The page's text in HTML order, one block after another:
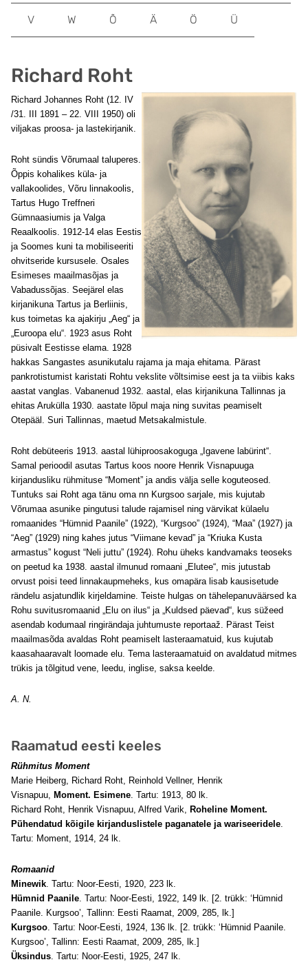
Richard Roht
Richard Johannes Roht (12. IV
/31. III 1891 – 22. VIII 1950) oli
viljakas proosa- ja lastekirjanik.
Roht sündis Võrumaal taluperes.
Õppis kohalikes küla- ja
vallakoolides, Võru linnakoolis,
Tartus Hugo Treffneri
Gümnaasiumis ja Valga
Reaalkoolis. 1912-14 elas Eestis
ja Soomes kuni ta mobiliseeriti
ohvitseride kursusele. Osales
Esimeses maailmasõjas ja
Vabadussõjas. Seejärel elas
kirjanikuna Tartus ja Berliinis,
kus toimetas ka ajakirju „Aeg“ ja
„Euroopa elu“. 1923 asus Roht
püsivalt Eestisse elama. 1928
hakkas Sangastes asunikutalu rajama ja maja ehitama. Pärast
pankrotistumist karistati Rohtu vekslite võltsimise eest ja ta viibis kaks
aastat vanglas. Vabanenud 1932. aastal, elas kirjanikuna Tallinnas ja
ehitas Arukülla 1930. aastate lõpul maja ning suvitas peamiselt
Otepääl. Suri Tallinnas, maetud Metsakalmistule.
Roht debüteeris 1913. aastal lühiproosakoguga „Igavene labürint“.
Samal perioodil asutas Tartus koos noore Henrik Visnapuuga
kirjandusliku rühmituse “Moment” ja andis välja selle koguteosed.
Tuntuks sai Roht aga tänu oma nn Kurgsoo sarjale, mis kujutab
Võrumaa asunike pingutusi talude rajamisel ning värvikat külaelu
romaanides “Hümnid Paanile” (1922), “Kurgsoo” (1924), “Maa” (1927) ja
“Aeg” (1929) ning kahes jutus “Viimane kevad” ja “Kriuka Kusta
armastus” kogust “Neli juttu” (1924). Rohu üheks kandvamaks teoseks
on peetud ka 1938. aastal ilmunud romaani „Elutee“, mis jutustab
orvust poisi teed linnakaupmeheks, kus omapära lisab kausisetude
rändelu asjatundlik kirjeldamine. Teiste hulgas on tähelepanuväärsed ka
Rohu suvitusromaanid „Elu on ilus“ ja „Kuldsed päevad“, kus süžeed
asendab kodumaal ringirändaja juhtumuste reportaaž. Pärast Teist
maailmasõda avaldas Roht peamiselt lasteraamatuid, kus kujutab
kaasahaaravalt loomade elu. Tema lasteraamatuid on avaldatud mitmes
trükis ja tõlgitud vene, leedu, inglise, saksa keelde.
A. N.
Raamatud eesti keeles
Rühmitus Moment
Marie Heiberg, Richard Roht, Reinhold Vellner, Henrik
Visnapuu, Moment. Esimene. Tartu: 1913, 80 lk.
Richard Roht, Henrik Visnapuu, Alfred Varik, Roheline Moment.
Pühendatud kõigile kirjanduslistele paganatele ja wariseeridele.
Tartu: Moment, 1914, 24 lk.
Romaanid
Minewik. Tartu: Noor-Eesti, 1920, 223 lk.
Hümnid Paanile. Tartu: Noor-Eesti, 1922, 149 lk. [2. trükk: ‘Hümnid
Paanile. Kurgsoo’, Tallinn: Eesti Raamat, 2009, 285, lk.]
Kurgsoo. Tartu: Noor-Eesti, 1924, 136 lk. [2. trükk: ‘Hümnid Paanile.
Kurgsoo’, Tallinn: Eesti Raamat, 2009, 285, lk.]
Üksindus. Tartu: Noor-Eesti, 1925, 247 lk.
V W Õ Ä Ö Ü